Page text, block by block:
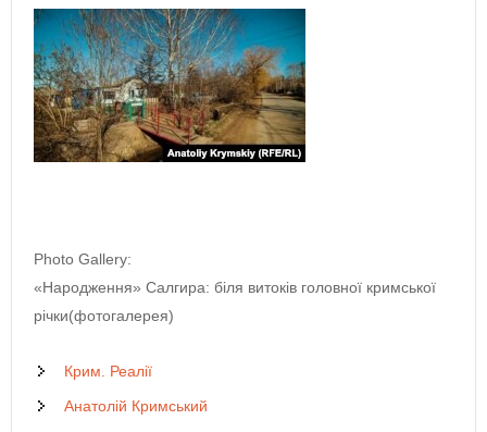
Photo Gallery:
«Народження» Салгира: біля витоків головної кримської
річки(фотогалерея)
Крим. Реалії
Анатолій Кримський